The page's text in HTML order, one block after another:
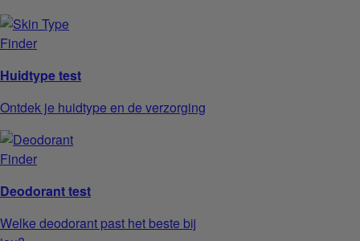
Huidtype test
Ontdek je huidtype en de verzorging
Deodorant test
Welke deodorant past het beste bij